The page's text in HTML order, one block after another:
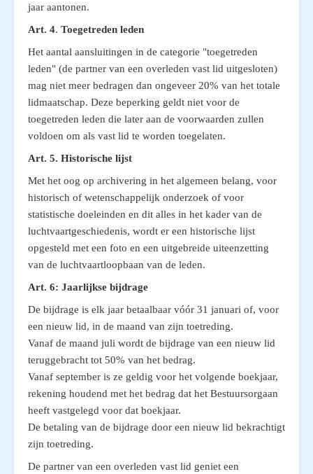
jaar aantonen.
Art. 4. Toegetreden leden
Het aantal aansluitingen in de categorie "toegetreden
leden" (de partner van een overleden vast lid uitgesloten)
mag niet meer bedragen dan ongeveer 20% van het totale
lidmaatschap. Deze beperking geldt niet voor de
toegetreden leden die later aan de voorwaarden zullen
voldoen om als vast lid te worden toegelaten.
Art. 5. Historische lijst
Met het oog op archivering in het algemeen belang, voor
historisch of wetenschappelijk onderzoek of voor
statistische doeleinden en dit alles in het kader van de
luchtvaartgeschiedenis, wordt er een historische lijst
opgesteld met een foto en een uitgebreide uiteenzetting
van de luchtvaartloopbaan van de leden.
Art. 6: Jaarlijkse bijdrage
De bijdrage is elk jaar betaalbaar vóór 31 januari of, voor
een nieuw lid, in de maand van zijn toetreding.
Vanaf de maand juli wordt de bijdrage van een nieuw lid
teruggebracht tot 50% van het bedrag.
Vanaf september is ze geldig voor het volgende boekjaar,
rekening houdend met het bedrag dat het Bestuursorgaan
heeft vastgelegd voor dat boekjaar.
De betaling van de bijdrage door een nieuw lid bekrachtigt
zijn toetreding.
De partner van een overleden vast lid geniet een